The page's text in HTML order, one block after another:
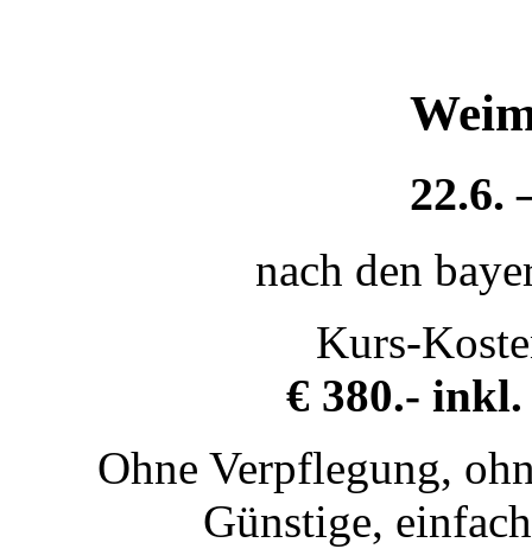
22.6.
nach den
Kurs-
€ 380.-
Ohne Verpflegung,
Günstige,